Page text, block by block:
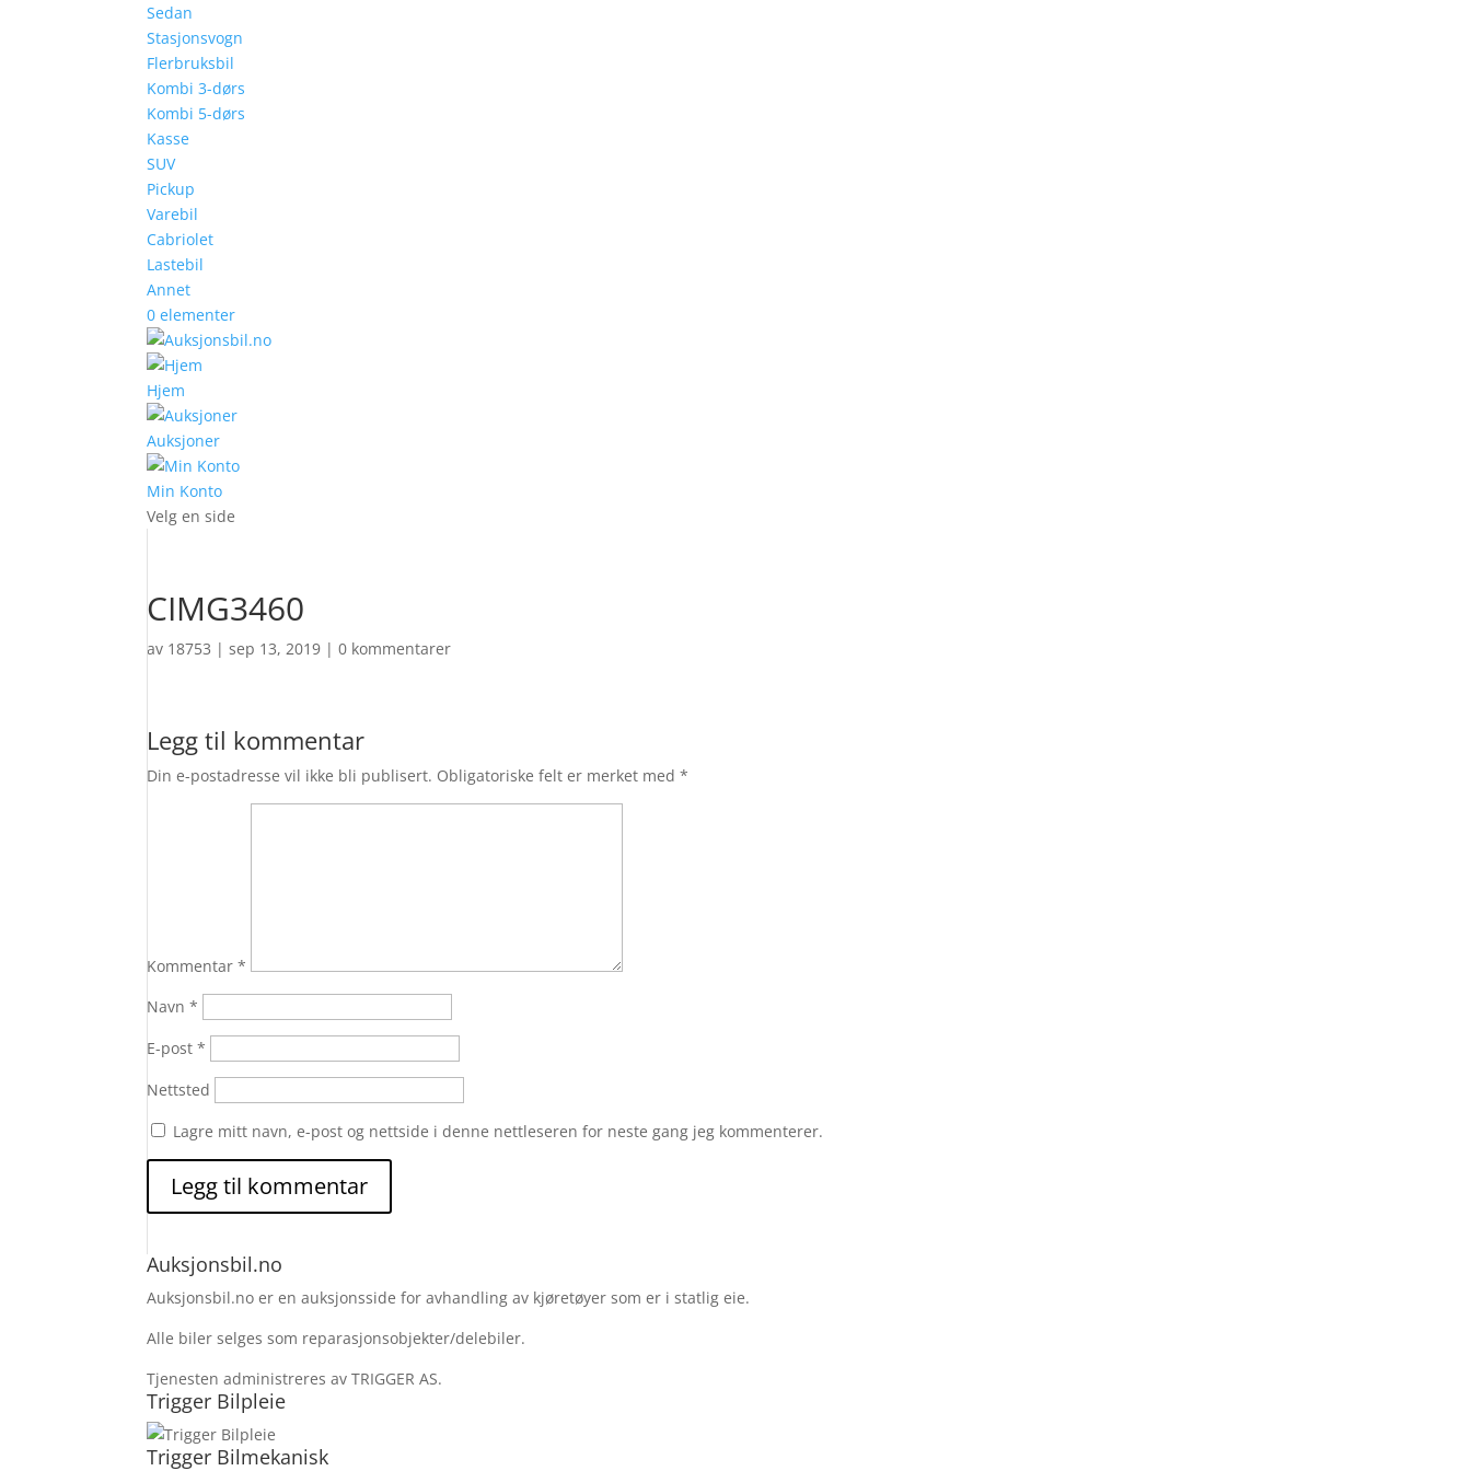
Sedan
Stasjonsvogn
Flerbruksbil
Kombi 3-dørs
Kombi 5-dørs
Kasse
SUV
Pickup
Varebil
Cabriolet
Lastebil
Annet
0 elementer
Hjem
Auksjoner
Min Konto
Velg en side
CIMG3460
av 18753 |sep 13, 2019 |0 kommentarer
Legg til kommentar
Din e-postadresse vil ikke bli publisert. Obligatoriske felt er merket med*
Kommentar*
Navn*
E-post*
Nettsted
Lagre mitt navn, e-post og nettside i denne nettleseren for neste gang jeg kommenterer.
Auksjonsbil.no
Auksjonsbil.no er en auksjonsside for avhandling av kjøretøyer som er i statlig eie.
Alle biler selges som reparasjonsobjekter/delebiler.
Tjenesten administreres av TRIGGER AS.
Trigger Bilpleie
Trigger Bilmekanisk